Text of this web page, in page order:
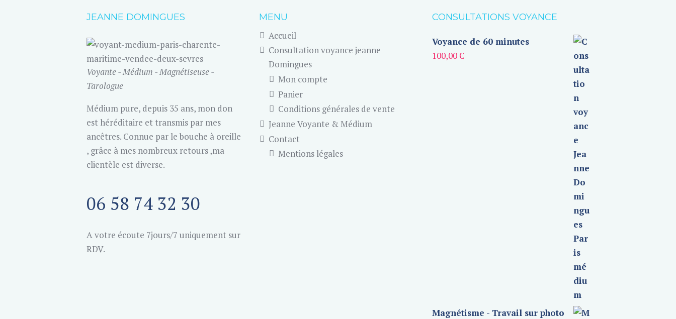
JEANNE DOMINGUES
Voyante - Médium - Magnétiseuse -
Tarologue
Médium pure, depuis 35 ans, mon don
est héréditaire et transmis par mes
ancêtres. Connue par le bouche à oreille
, grâce à mes nombreux retours ,ma
clientèle est diverse.
06 58 74 32 30
A votre écoute 7jours/7 uniquement sur
RDV.
MENU
Accueil
Consultation voyance jeanne
Domingues
Mon compte
Panier
Conditions générales de vente
Jeanne Voyante & Médium
Contact
Mentions légales
CONSULTATIONS VOYANCE
Voyance de 60 minutes
100,00€
Magnétisme - Travail sur photo